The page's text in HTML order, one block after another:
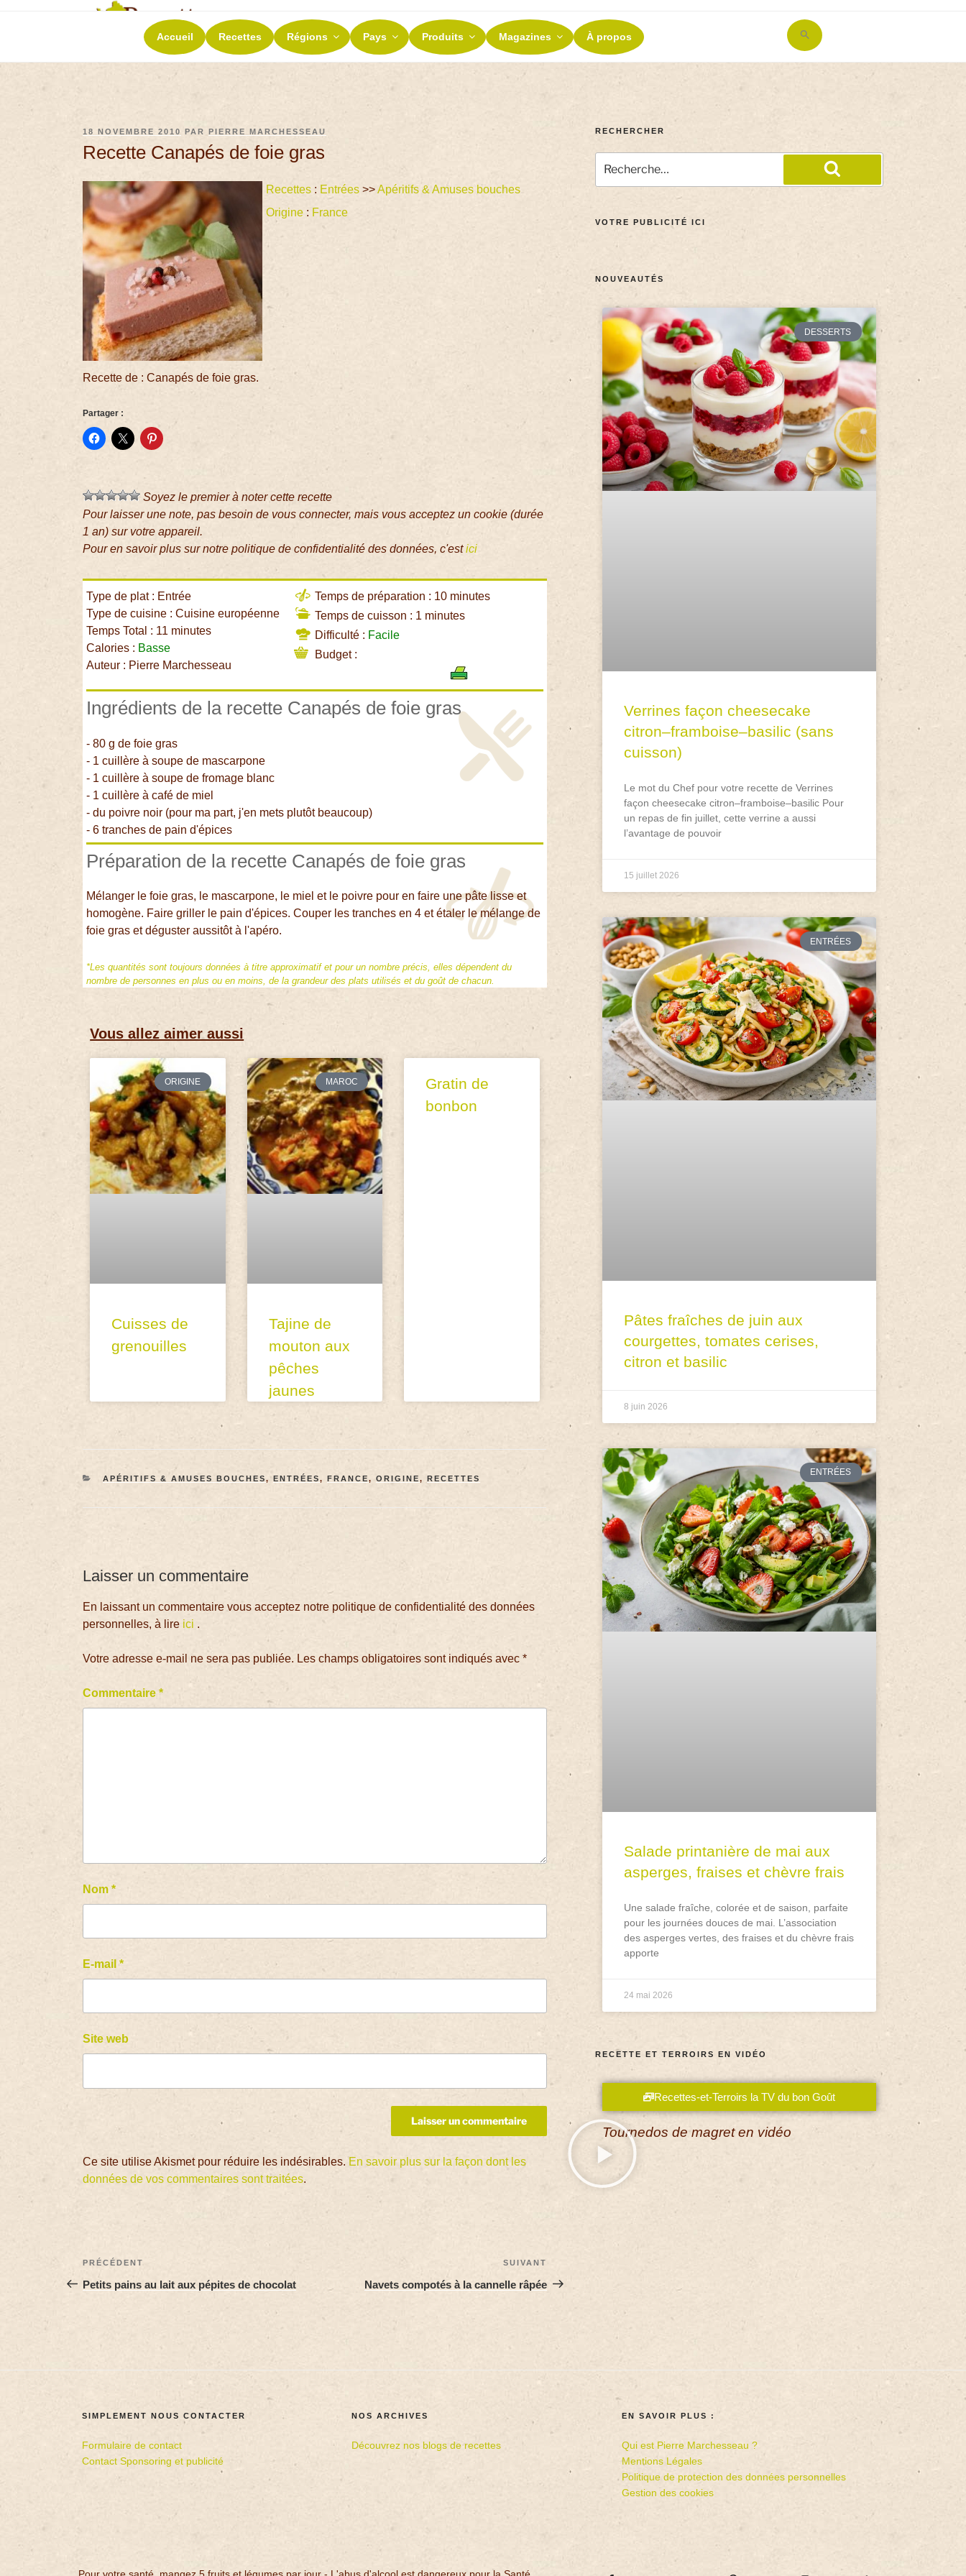
RECETTES ET TERROIRS
La richesse de nos terroirs
Accueil Recettes Régions Pays Produits Magazines À propos
Search
for:
18 NOVEMBRE 2010 PARPIERRE MARCHESSEAU
Recette Canapés de foie gras
Recettes : Entrées >>Apéritifs & Amuses bouches
Origine : France
Recette de : Canapés de foie gras.
Partager :
Soyez le premier à noter cette recette
Pour laisser une note, pas besoin de vous connecter, mais vous acceptez un cookie (durée
1 an) sur votre appareil.
Pour en savoir plus sur notre politique de confidentialité des données, c'estici
Type de plat : Entrée
Type de cuisine : Cuisine européenne
Temps Total : 11 minutes
Calories : Basse
Auteur : Pierre Marchesseau
Temps de préparation : 10 minutes
Temps de cuisson : 1 minutes
Difficulté : Facile
Budget :
Ingrédients de la recette Canapés de foie gras
- 80 g de foie gras
- 1 cuillère à soupe de mascarpone
- 1 cuillère à soupe de fromage blanc
- 1 cuillère à café de miel
- du poivre noir (pour ma part, j'en mets plutôt beaucoup)
- 6 tranches de pain d'épices
Préparation de la recette Canapés de foie gras
Mélanger le foie gras, le mascarpone, le miel et le poivre pour en faire une pâte lisse et
homogène. Faire griller le pain d'épices. Couper les tranches en 4 et étaler le mélange de
foie gras et déguster aussitôt à l'apéro.
*Les quantités sont toujours données à titre approximatif et pour un nombre précis, elles dépendent du
nombre de personnes en plus ou en moins, de la grandeur des plats utilisés et du goût de chacun.
Vous allez aimer aussi
ORIGINE
Cuisses de
grenouilles
MAROC
Tajine de
mouton aux
pêches
jaunes
Gratin de
bonbon
APÉRITIFS & AMUSES BOUCHES, ENTRÉES, FRANCE, ORIGINE, RECETTES
Laisser un commentaire
En laissant un commentaire vous acceptez notre politique de confidentialité des données
personnelles, à lire ici .
Votre adresse e-mail ne sera pas publiée. Les champs obligatoires sont indiqués avec*
Commentaire*
Nom*
E-mail*
Site web
Ce site utilise Akismet pour réduire les indésirables. En savoir plus sur la façon dont les
données de vos commentaires sont traitées.
PRÉCÉDENT
Petits pains au lait aux pépites de chocolat
SUIVANT
Navets compotés à la cannelle râpée
RECHERCHER
VOTRE PUBLICITÉ ICI
NOUVEAUTÉS
DESSERTS
Verrines façon cheesecake
citron–framboise–basilic (sans
cuisson)
Le mot du Chef pour votre recette de Verrines
façon cheesecake citron–framboise–basilic Pour
un repas de fin juillet, cette verrine a aussi
l’avantage de pouvoir
15 juillet 2026
ENTRÉES
Pâtes fraîches de juin aux
courgettes, tomates cerises,
citron et basilic
8 juin 2026
ENTRÉES
Salade printanière de mai aux
asperges, fraises et chèvre frais
Une salade fraîche, colorée et de saison, parfaite
pour les journées douces de mai. L’association
des asperges vertes, des fraises et du chèvre frais
apporte
24 mai 2026
RECETTE ET TERROIRS EN VIDÉO
Recettes-et-Terroirs la TV du bon Goût
Tournedos de magret en vidéo
SIMPLEMENT NOUS CONTACTER
Formulaire de contact
Contact Sponsoring et publicité
NOS ARCHIVES
Découvrez nos blogs de recettes
EN SAVOIR PLUS :
Qui est Pierre Marchesseau ?
Mentions Légales
Politique de protection des données personnelles
Gestion des cookies